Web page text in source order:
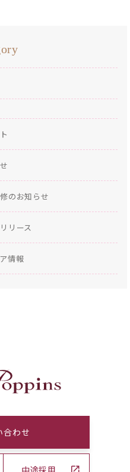
のお知らせ
リース
情報
合わせ
中途採用